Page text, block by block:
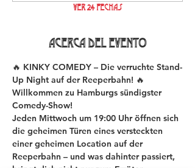
Ver 24 fechas
Acerca del evento
🔥 KINKY COMEDY – Die verruchte Stand-
Up Night auf der Reeperbahn! 🔥
Willkommen zu Hamburgs sündigster
Comedy-Show!
Jeden Mittwoch um 19:00 Uhr öffnen sich
die geheimen Türen eines versteckten
einer geheimen Location auf der
Reeperbahn – und was dahinter passiert,